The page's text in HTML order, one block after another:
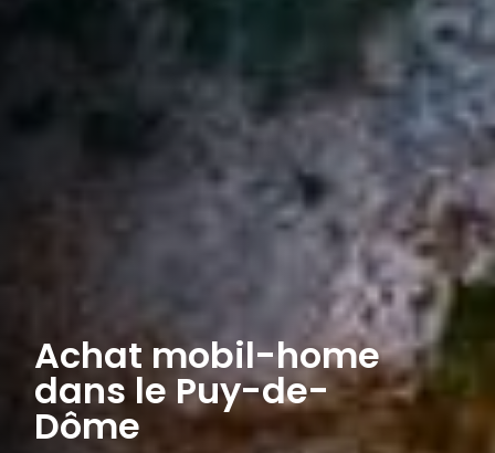
Achat mobil-home
dans le Puy-de-
Dôme